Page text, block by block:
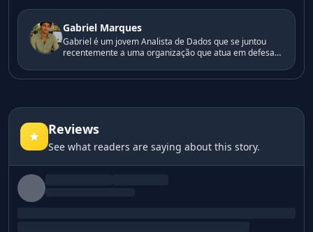
honesta e baseada em dados reais, porque sabe que
empresas muitas vezes tentam melhorar sua imagem
sem mudar suas práticas.
Gabriel Marques
Gabriel é um jovem Analista de Dados que se juntou
recentemente a uma organização que atua em defesa
promover mudanças reais em suas práticas.
Reviews
See what readers are saying about this story.